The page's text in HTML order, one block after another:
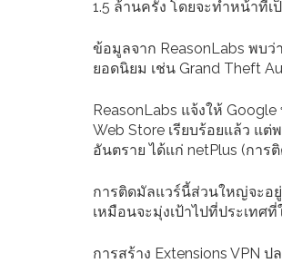
1.5 ล้านครั้ง โดยจะทำหน้าที่เ
ข้อมูลจาก ReasonLabs พบว่
ยอดนิยม เช่น Grand Theft
ReasonLabs แจ้งให้
Web Store เรียบร้อยแล้ว แต่
อันตราย ได้แก่ netPlus (การ
การติดมัลแวร์นี้ส่วนใหญ่จะอยู่
เหมือนจะมุ่งเป้าไปที่ประเทศ
การสร้าง Extensions VPN ป